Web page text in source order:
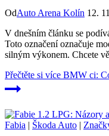
OdAuto Arena Kolín 12.
V dnešním článku se
Toto označení označuje
silným výkonem. Chcete
Přečtěte si více BMW ci:
Fabia | Škoda Auto |